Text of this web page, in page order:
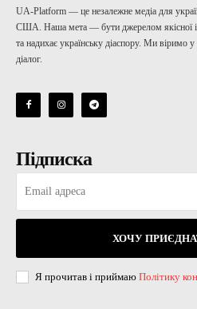
UA-Platform — це незалежне медіа для
США. Наша мета — бути джерелом якісної
та надихає українську діаспору. Ми віримо у
діалог.
Підписка
ХОЧУ
Я прочитав і приймаю Політику